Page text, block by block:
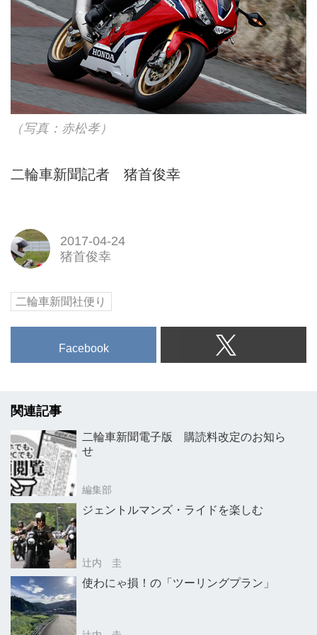
（写真：赤松孝）
二輪車新聞記者 猪首俊幸
2017-04-24
猪首俊幸
二輪車新聞社便り
Facebook
関連記事
二輪車新聞電子版 購読料改定のお知ら
せ
編集部
ジェントルマンズ・ライドを楽しむ
辻内 圭
使わにゃ損！の「ツーリングプラン」